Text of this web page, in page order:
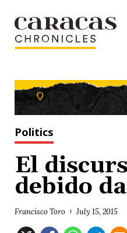
Politics
El
debido
Francisco Toro July 15, 2015